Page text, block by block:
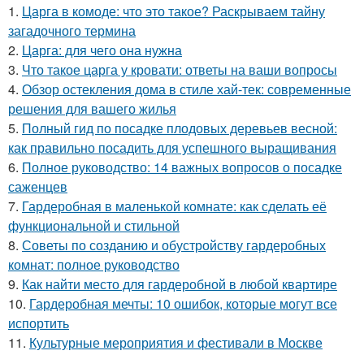
1. Царга в комоде: что это такое? Раскрываем тайну
загадочного термина
2. Царга: для чего она нужна
3. Что такое царга у кровати: ответы на ваши вопросы
4. Обзор остекления дома в стиле хай-тек: современные
решения для вашего жилья
5. Полный гид по посадке плодовых деревьев весной:
как правильно посадить для успешного выращивания
6. Полное руководство: 14 важных вопросов о посадке
саженцев
7. Гардеробная в маленькой комнате: как сделать её
функциональной и стильной
8. Советы по созданию и обустройству гардеробных
комнат: полное руководство
9. Как найти место для гардеробной в любой квартире
10. Гардеробная мечты: 10 ошибок, которые могут все
испортить
11. Культурные мероприятия и фестивали в Москве